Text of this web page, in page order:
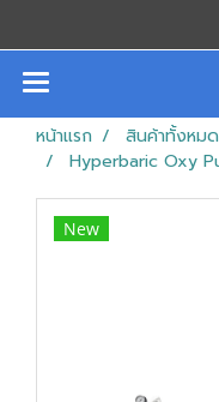
หน้าแรก สินค้าทั้งหมด
Hyperbaric Oxy
New